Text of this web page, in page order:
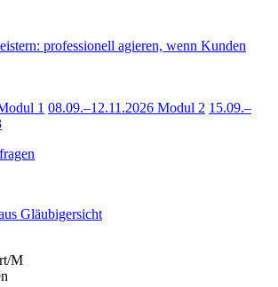
professionell agieren, wenn Kunden
1 08.09.–12.11.2026 Modul 2 15.09.–
Gläubigersicht
M